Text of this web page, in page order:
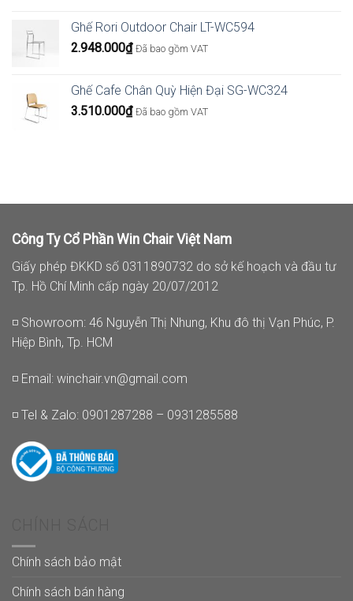
Ghế Rori Outdoor Chair LT-WC594
2.948.000₫ Đã bao gồm VAT
Ghế Cafe Chân Quỳ Hiện Đại SG-WC324
3.510.000₫ Đã bao gồm VAT
Công Ty Cổ Phần Win Chair Việt Nam
Giấy phép ĐKKD số 0311890732 do sở kế hoạch và đầu tư
Tp. Hồ Chí Minh cấp ngày 20/07/2012
◽ Showroom: 46 Nguyễn Thị Nhung, Khu đô thị Vạn Phúc, P.
Hiệp Bình, Tp. HCM
◽ Email: winchair.vn@gmail.com
◽ Tel & Zalo: 0901287288 – 0931285588
Chính sách bảo mật
Chính sách bán hàng